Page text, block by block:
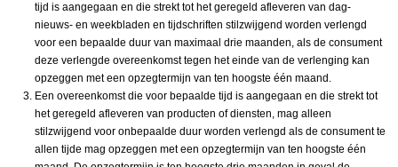
tijd is aangegaan en die strekt tot het geregeld afleveren van dag-
nieuws- en weekbladen en tijdschriften stilzwijgend worden verlengd
voor een bepaalde duur van maximaal drie maanden, als de consument
deze verlengde overeenkomst tegen het einde van de verlenging kan
opzeggen met een opzegtermijn van ten hoogste één maand.
Een overeenkomst die voor bepaalde tijd is aangegaan en die strekt tot
het geregeld afleveren van producten of diensten, mag alleen
stilzwijgend voor onbepaalde duur worden verlengd als de consument te
allen tijde mag opzeggen met een opzegtermijn van ten hoogste één